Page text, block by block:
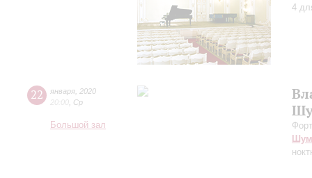
4
22 января 2020
20:00 Ср
Большой зал